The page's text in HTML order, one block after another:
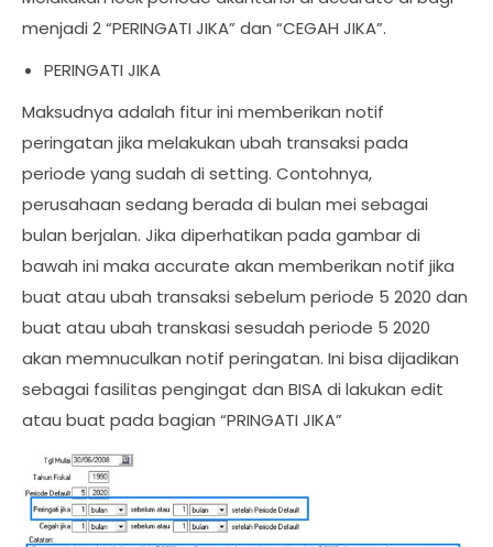
menjadi 2 “PERINGATI JIKA” dan “CEGAH JIKA”.
PERINGATI JIKA
Maksudnya adalah fitur ini memberikan notif
peringatan jika melakukan ubah transaksi pada
periode yang sudah di setting. Contohnya,
perusahaan sedang berada di bulan mei sebagai
bulan berjalan. Jika diperhatikan pada gambar di
bawah ini maka accurate akan memberikan notif jika
buat atau ubah transaksi sebelum periode 5 2020 dan
buat atau ubah transkasi sesudah periode 5 2020
akan memnuculkan notif peringatan. Ini bisa dijadikan
sebagai fasilitas pengingat dan BISA di lakukan edit
atau buat pada bagian “PRINGATI JIKA”